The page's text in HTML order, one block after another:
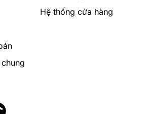
Hệ thống cửa hàng